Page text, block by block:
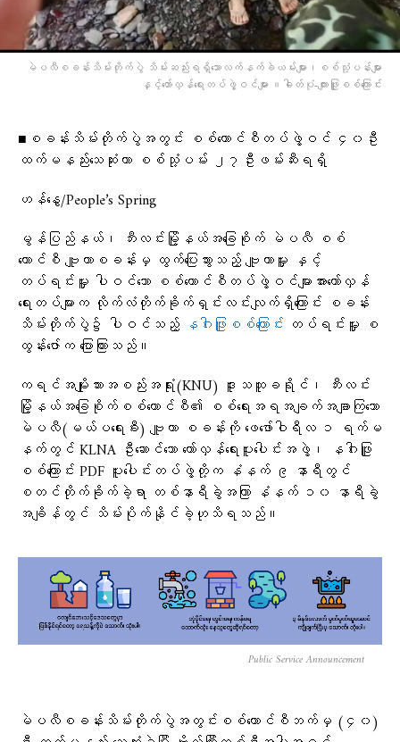
မဲပလီစခန်းသိမ်းတိုက်ပွဲ သိမ်းဆည်းရရှိ​သောလက်နက်ခဲယမ်းများ၊စစ်သုံ့ပန်းများ
နှင့်​တော်လှန်​ရေးတပ်ဖွဲ့ဝင်များ ။ဓါတ်ပုံ-ကျားဖြူစစ်​ကြောင်း
■စခန်းသိမ်းတိုက်ပွဲအတွင်း စစ်ကောင်စီတပ်ဖွဲ့ဝင် ၄၀ဦး
ထက်မနည်းသေဆုံးကာ စစ်သုံ့ပမ်း ၂၇ဦးဖမ်းဆီးရရှိ
ဟန်နွေ/People’s Spring
မွန်ပြည်နယ်၊ ဘီးလင်းမြို့နယ်အခြေစိုက် မဲပလီ စစ်
ကောင်စီ ဗျူဟာစခန်းမှ ထွက်ပြေးသွားသည့် ဗျူဟာမှူး နှင့်
တပ်ရင်းမှူး ပါဝင်သော စစ်ကောင်စီတပ်ဖွဲ့ဝင်များအား​တော်လှန်​
ရေးတပ်များက လိုက်လံတိုက်ခိုက်ရှင်းလင်းလျက်ရှိကြောင်း စခန်း
သိမ်းတိုက်ပွဲ၌ ပါဝင်သည့် နဂါးဖြူစစ်ကြောင်း တပ်ရင်းမှူး စ
ထွန်းဇော်က ပြောကြားသည်။
ကရင်အမျိုးသားအစည်းအရုံး(KNU) ဒူးသထူခရိုင်၊ ဘီးလင်း
မြို့နယ်အခြေစိုက်စစ်ကောင်စီ၏ စစ်ရေးအရအချက်အချာကြသော
မဲပလီ(မယ်ပရေးခီး) ဗျူဟာ စခန်းကို ဖေဖော်ဝါရီလ ၁ ရက်မ
နက်တွင် KLNA ဦးဆောင်သော တော်လှန်ရေးပူးပေါင်းအဖွဲ့၊ နဂါးဖြူ
စစ်ကြောင်း PDF ပူးပေါင်းတပ်ဖွဲ့တို့က နံနက် ၉ နာရီတွင်
စတင်တိုက်ခိုက်ခဲ့ရာ တစ်နာရီခွဲအကြာ နံနက် ၁၀ နာရီခွဲ
အချိန်တွင် သိမ်းပိုက်နိုင်ခဲ့ဟုသိရသည်။
Public Service Announcement
မဲပလီစခန်းသိမ်းတိုက်ပွဲအတွင်းစစ်ကောင်စီဘက်မှ (၄၀)